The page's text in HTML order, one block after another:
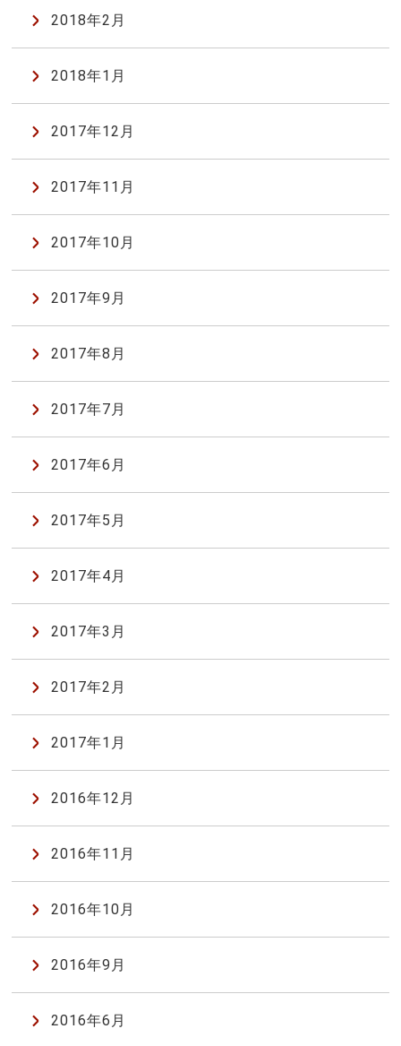
2018年2月
2018年1月
2017年12月
2017年11月
2017年10月
2017年9月
2017年8月
2017年7月
2017年6月
2017年5月
2017年4月
2017年3月
2017年2月
2017年1月
2016年12月
2016年11月
2016年10月
2016年9月
2016年6月